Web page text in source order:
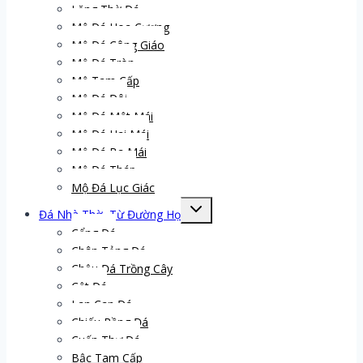
Lăng Thờ Đá
Mộ Đá Hoa Cương
Mộ Đá Công Giáo
Mộ Đá Tròn
Mộ Tam Cấp
Mộ Đá Đôi
Mộ Đá Một Mái
Mộ Đá Hai Mái
Mộ Đá Ba Mái
Mộ Đá Tháp
Mộ Đá Lục Giác
Đá Nhà Thờ, Từ Đường Họ
Toggle
Cổng Đá
Chân Tảng Đá
Chậu Đá Trồng Cây
Cột Đá
Lan Can Đá
Chiếu Rồng Đá
Cuốn Thư Đá
Bậc Tam Cấp